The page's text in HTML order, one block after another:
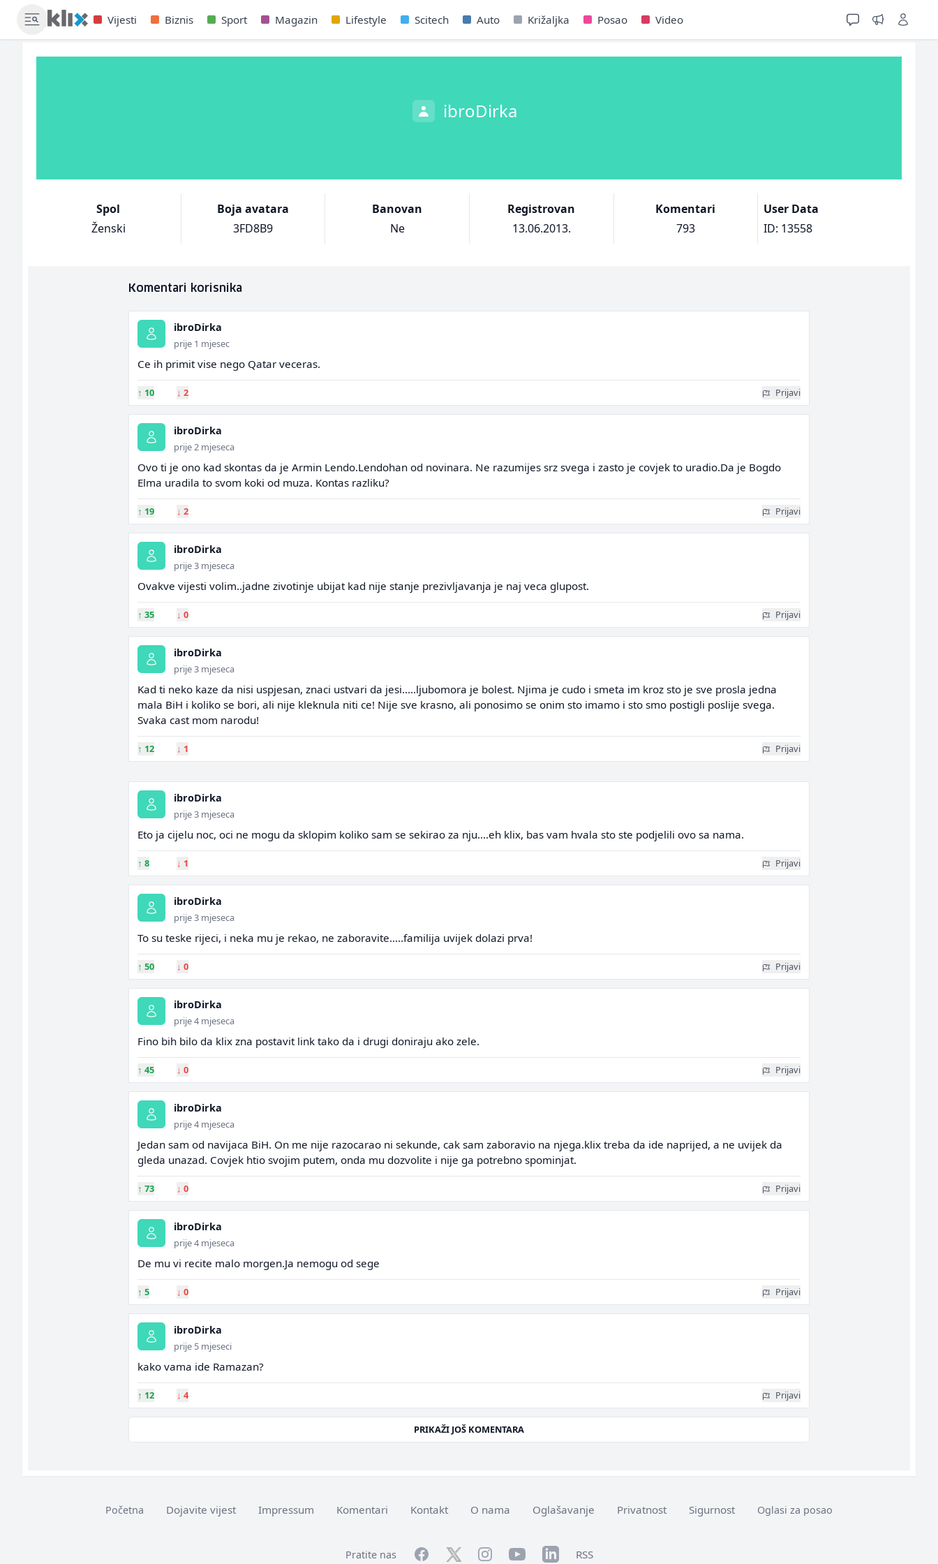
Vijesti Biznis Sport Magazin Lifestyle Scitech Auto Križaljka Posao Video
ibroDirka
Spol
Ženski
Boja avatara
3FD8B9
Banovan
Ne
Registrovan
13.06.2013.
Komentari
793
User Data
ID: 13558
Komentari korisnika
ibroDirka
prije 1 mjesec
Ce ih primit vise nego Qatar veceras.
↑ 10 ↓ 2 Prijavi
ibroDirka
prije 2 mjeseca
Ovo ti je ono kad skontas da je Armin Lendo.Lendohan od novinara. Ne razumijes srz svega i zasto je covjek to uradio.Da je Bogdo
Elma uradila to svom koki od muza. Kontas razliku?
↑ 19 ↓ 2 Prijavi
ibroDirka
prije 3 mjeseca
Ovakve vijesti volim..jadne zivotinje ubijat kad nije stanje prezivljavanja je naj veca glupost.
↑ 35 ↓ 0 Prijavi
ibroDirka
prije 3 mjeseca
Kad ti neko kaze da nisi uspjesan, znaci ustvari da jesi.....ljubomora je bolest. Njima je cudo i smeta im kroz sto je sve prosla jedna
mala BiH i koliko se bori, ali nije kleknula niti ce! Nije sve krasno, ali ponosimo se onim sto imamo i sto smo postigli poslije svega.
Svaka cast mom narodu!
↑ 12 ↓ 1 Prijavi
ibroDirka
prije 3 mjeseca
Eto ja cijelu noc, oci ne mogu da sklopim koliko sam se sekirao za nju....eh klix, bas vam hvala sto ste podjelili ovo sa nama.
↑ 8 ↓ 1 Prijavi
ibroDirka
prije 3 mjeseca
To su teske rijeci, i neka mu je rekao, ne zaboravite.....familija uvijek dolazi prva!
↑ 50 ↓ 0 Prijavi
ibroDirka
prije 4 mjeseca
Fino bih bilo da klix zna postavit link tako da i drugi doniraju ako zele.
↑ 45 ↓ 0 Prijavi
ibroDirka
prije 4 mjeseca
Jedan sam od navijaca BiH. On me nije razocarao ni sekunde, cak sam zaboravio na njega.klix treba da ide naprijed, a ne uvijek da
gleda unazad. Covjek htio svojim putem, onda mu dozvolite i nije ga potrebno spominjat.
↑ 73 ↓ 0 Prijavi
ibroDirka
prije 4 mjeseca
De mu vi recite malo morgen.Ja nemogu od sege
↑ 5 ↓ 0 Prijavi
ibroDirka
prije 5 mjeseci
kako vama ide Ramazan?
↑ 12 ↓ 4 Prijavi
PRIKAŽI JOŠ KOMENTARA
Početna Dojavite vijest Impressum Komentari Kontakt O nama Oglašavanje Privatnost Sigurnost Oglasi za posao
Pratite nas FacebookTwitterInstagramYouTubeLinkedInRSS